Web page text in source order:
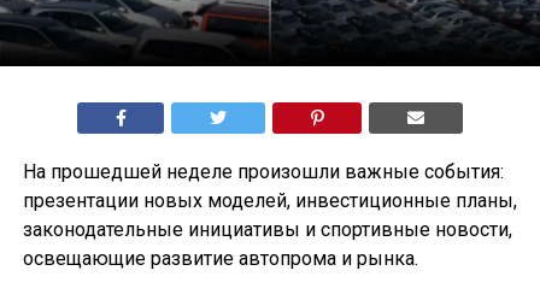
На прошедшей неделе произошли важные события:
презентации новых моделей, инвестиционные планы,
законодательные инициативы и спортивные новости,
освещающие развитие автопрома и рынка.